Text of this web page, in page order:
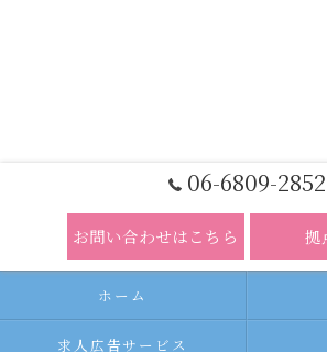
06-6809-2852
お問い合わせはこちら 拠
ホーム
求人広告サービス